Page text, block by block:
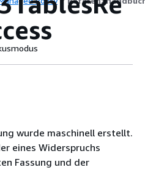
wurde maschinell erstellt.
eines Widerspruchs
Fassung und der